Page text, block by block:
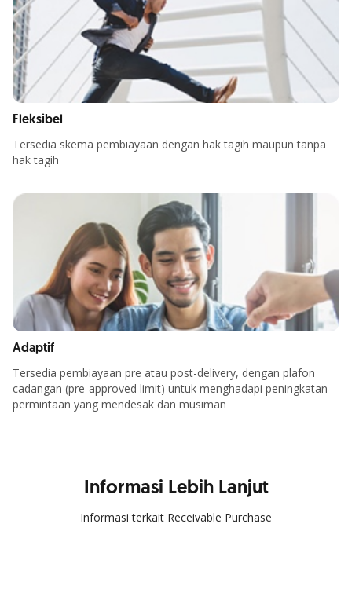
Fleksibel
Tersedia skema pembiayaan dengan hak tagih maupun tanpa
hak tagih
Adaptif
Tersedia pembiayaan pre atau post-delivery, dengan plafon
cadangan (pre-approved limit) untuk menghadapi peningkatan
permintaan yang mendesak dan musiman
Informasi Lebih Lanjut
Informasi terkait Receivable Purchase